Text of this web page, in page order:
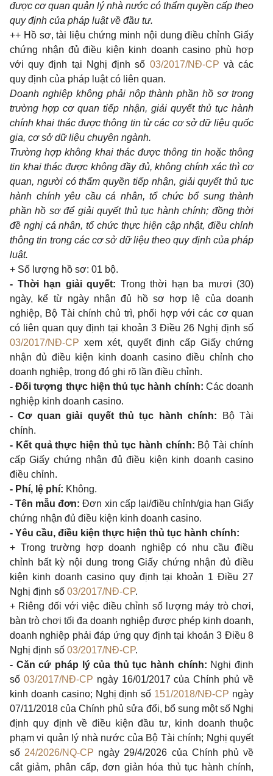
được cơ quan quản lý nhà nước có thẩm quyền cấp theo
quy định của pháp luật về đầu tư.
++ Hồ sơ, tài liệu chứng minh nội dung điều chỉnh Giấy
chứng nhận đủ điều kiện kinh doanh casino phù hợp
với quy định tại Nghị định số 03/2017/NĐ-CP và các
quy định của pháp luật có liên quan.
Doanh nghiệp không phải nộp thành phần hồ sơ trong
trường hợp cơ quan tiếp nhận, giải quyết thủ tục hành
chính khai thác được thông tin từ các cơ sở dữ liệu quốc
gia, cơ sở dữ liệu chuyên ngành.
Trường hợp không khai thác được thông tin hoặc thông
tin khai thác được không đầy đủ, không chính xác thì cơ
quan, người có thẩm quyền tiếp nhận, giải quyết thủ tục
hành chính yêu cầu cá nhân, tổ chức bổ sung thành
phần hồ sơ để giải quyết thủ tục hành chính; đồng thời
đề nghị cá nhân, tổ chức thực hiện cập nhật, điều chỉnh
thông tin trong các cơ sở dữ liệu theo quy định của pháp
luật.
+ Số lượng hồ sơ: 01 bộ.
- Thời hạn giải quyết: Trong thời hạn ba mươi (30)
ngày, kể từ ngày nhận đủ hồ sơ hợp lệ của doanh
nghiệp, Bộ Tài chính chủ trì, phối hợp với các cơ quan
có liên quan quy định tại khoản 3 Điều 26 Nghị định số
03/2017/NĐ-CP xem xét, quyết định cấp Giấy chứng
nhận đủ điều kiện kinh doanh casino điều chỉnh cho
doanh nghiệp, trong đó ghi rõ lần điều chỉnh.
- Đối tượng thực hiện thủ tục hành chính: Các doanh
nghiệp kinh doanh casino.
- Cơ quan giải quyết thủ tục hành chính: Bộ Tài
chính.
- Kết quả thực hiện thủ tục hành chính: Bộ Tài chính
cấp Giấy chứng nhận đủ điều kiện kinh doanh casino
điều chỉnh.
- Phí, lệ phí: Không.
- Tên mẫu đơn: Đơn xin cấp lại/điều chỉnh/gia hạn Giấy
chứng nhận đủ điều kiện kinh doanh casino.
- Yêu cầu, điều kiện thực hiện thủ tục hành chính:
+ Trong trường hợp doanh nghiệp có nhu cầu điều
chỉnh bất kỳ nội dung trong Giấy chứng nhận đủ điều
kiện kinh doanh casino quy định tại khoản 1 Điều 27
Nghị định số 03/2017/NĐ-CP.
+ Riêng đối với việc điều chỉnh số lượng máy trò chơi,
bàn trò chơi tối đa doanh nghiệp được phép kinh doanh,
doanh nghiệp phải đáp ứng quy định tại khoản 3 Điều 8
Nghị định số 03/2017/NĐ-CP.
- Căn cứ pháp lý của thủ tục hành chính: Nghị định
số 03/2017/NĐ-CP ngày 16/01/2017 của Chính phủ về
kinh doanh casino; Nghị định số 151/2018/NĐ-CP ngày
07/11/2018 của Chính phủ sửa đổi, bổ sung một số Nghị
định quy định về điều kiện đầu tư, kinh doanh thuộc
phạm vi quản lý nhà nước của Bộ Tài chính; Nghị quyết
số 24/2026/NQ-CP ngày 29/4/2026 của Chính phủ về
cắt giảm, phân cấp, đơn giản hóa thủ tục hành chính,